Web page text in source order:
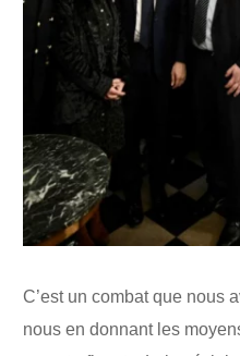
C’est un combat que nous
nous en donnant les